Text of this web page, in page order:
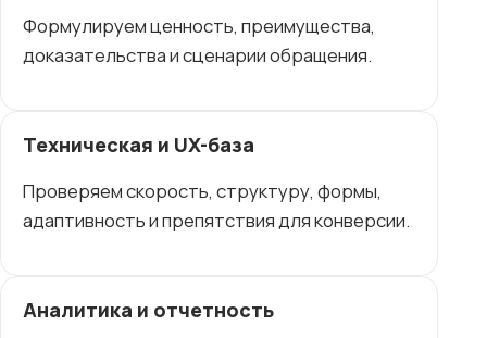
Формулируем ценность, преимущества,
доказательства и сценарии обращения.
Техническая и UX-база
Проверяем скорость, структуру, формы,
адаптивность и препятствия для конверсии.
Аналитика и отчетность